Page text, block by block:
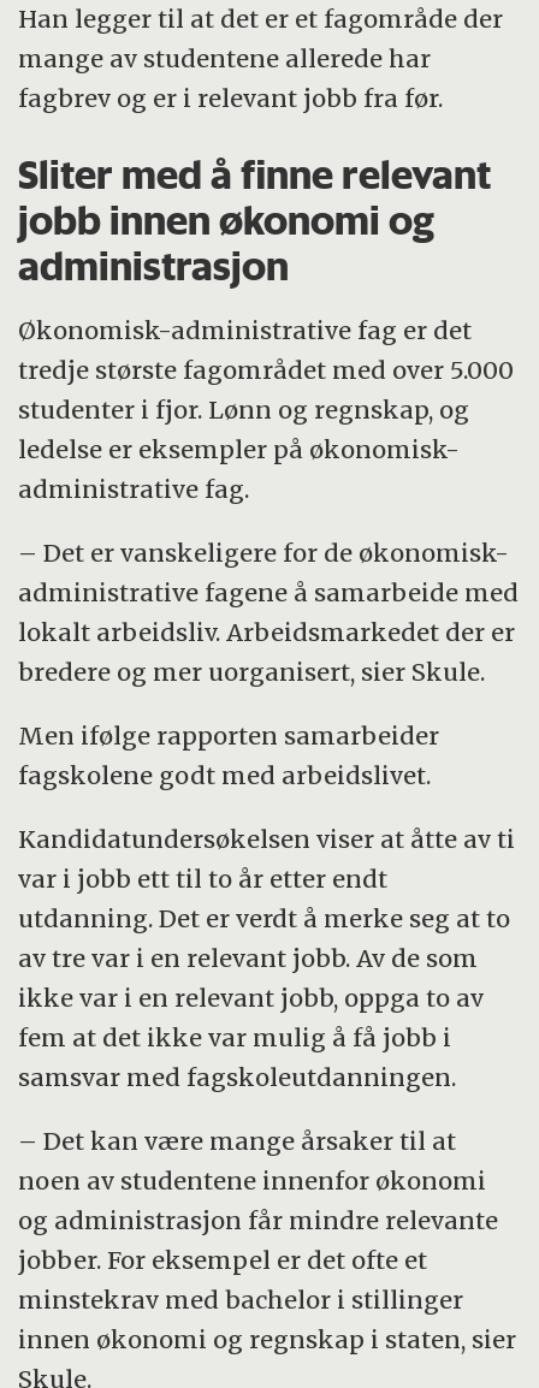
Han legger til at det er et fagområde der
mange av studentene allerede har
fagbrev og er i relevant jobb fra før.
Sliter med å finne relevant
jobb innen økonomi og
administrasjon
Økonomisk-administrative fag er det
tredje største fagområdet med over 5.000
studenter i fjor. Lønn og regnskap, og
ledelse er eksempler på økonomisk-
administrative fag.
– Det er vanskeligere for de økonomisk-
administrative fagene å samarbeide med
lokalt arbeidsliv. Arbeidsmarkedet der er
bredere og mer uorganisert, sier Skule.
Men ifølge rapporten samarbeider
fagskolene godt med arbeidslivet.
Kandidatundersøkelsen viser at åtte av ti
var i jobb ett til to år etter endt
utdanning. Det er verdt å merke seg at to
av tre var i en relevant jobb. Av de som
ikke var i en relevant jobb, oppga to av
fem at det ikke var mulig å få jobb i
samsvar med fagskoleutdanningen.
– Det kan være mange årsaker til at
noen av studentene innenfor økonomi
og administrasjon får mindre relevante
jobber. For eksempel er det ofte et
minstekrav med bachelor i stillinger
innen økonomi og regnskap i staten, sier
Skule.